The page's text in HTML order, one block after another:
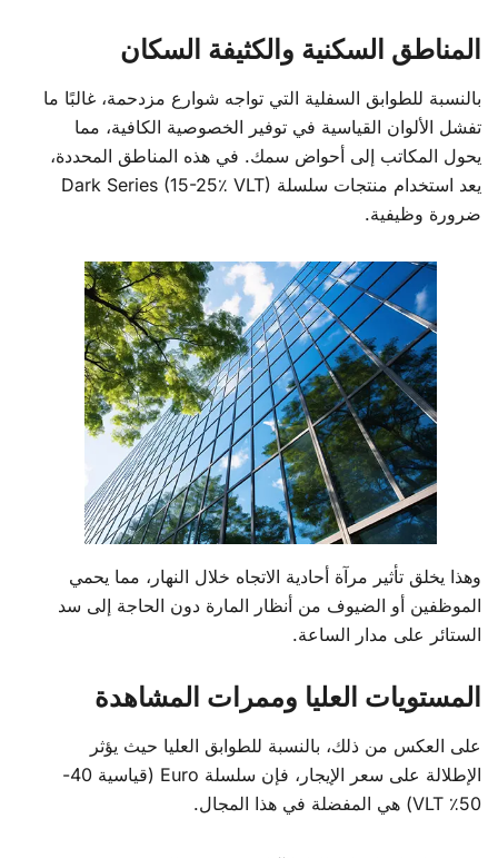
المناطق السكنية والكثيفة السكان
بالنسبة للطوابق السفلية التي تواجه شوارع مزدحمة، غالبًا ما
تفشل الألوان القياسية في توفير الخصوصية الكافية، مما
يحول المكاتب إلى أحواض سمك. في هذه المناطق المحددة،
يعد استخدام منتجات سلسلة Dark Series (15-25٪ VLT)
ضرورة وظيفية.
وهذا يخلق تأثير مرآة أحادية الاتجاه خلال النهار، مما يحمي
الموظفين أو الضيوف من أنظار المارة دون الحاجة إلى سد
الستائر على مدار الساعة.
المستويات العليا وممرات المشاهدة
على العكس من ذلك، بالنسبة للطوابق العليا حيث يؤثر
الإطلالة على سعر الإيجار، فإن سلسلة Euro (قياسية 40-
50٪ VLT) هي المفضلة في هذا المجال.